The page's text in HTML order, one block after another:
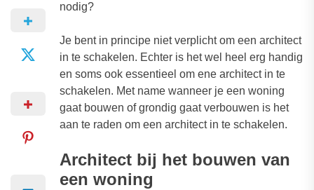
nodig?
Je bent in principe niet verplicht om een architect
in te schakelen. Echter is het wel heel erg handig
en soms ook essentieel om ene architect in te
schakelen. Met name wanneer je een woning
gaat bouwen of grondig gaat verbouwen is het
aan te raden om een architect in te schakelen.
Architect bij het bouwen van
een woning